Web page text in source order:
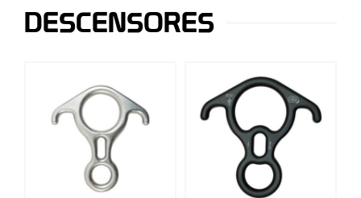
DESCENSORES